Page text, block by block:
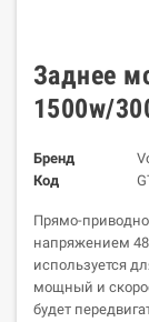
Заднее
1500w/
Бренд
Код
Прямо-
напряжением
используется
мощный и
будет